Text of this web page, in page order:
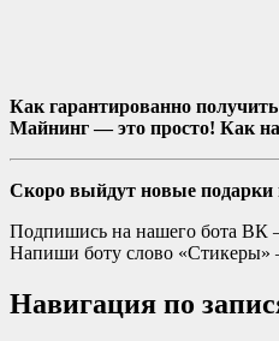
Как гарантированно
Майнинг — это просто! Как
Скоро выйдут новые подарки
Подпишись на нашего бота
Напиши боту слово
Навигация по